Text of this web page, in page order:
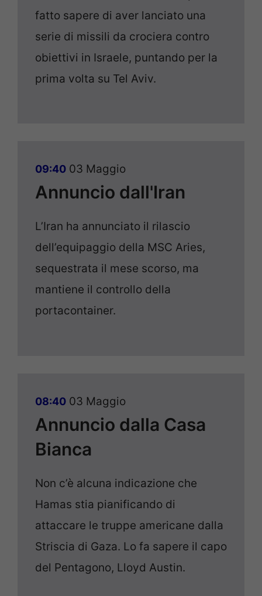
fatto sapere di aver lanciato una
serie di missili da crociera contro
obiettivi in Israele, puntando per la
prima volta su Tel Aviv.
09:40 03 Maggio
Annuncio dall'Iran
L’Iran ha annunciato il rilascio
dell’equipaggio della MSC Aries,
sequestrata il mese scorso, ma
mantiene il controllo della
portacontainer.
08:40 03 Maggio
Annuncio dalla Casa
Bianca
Non c’è alcuna indicazione che
Hamas stia pianificando di
attaccare le truppe americane dalla
Striscia di Gaza. Lo fa sapere il capo
del Pentagono, Lloyd Austin.